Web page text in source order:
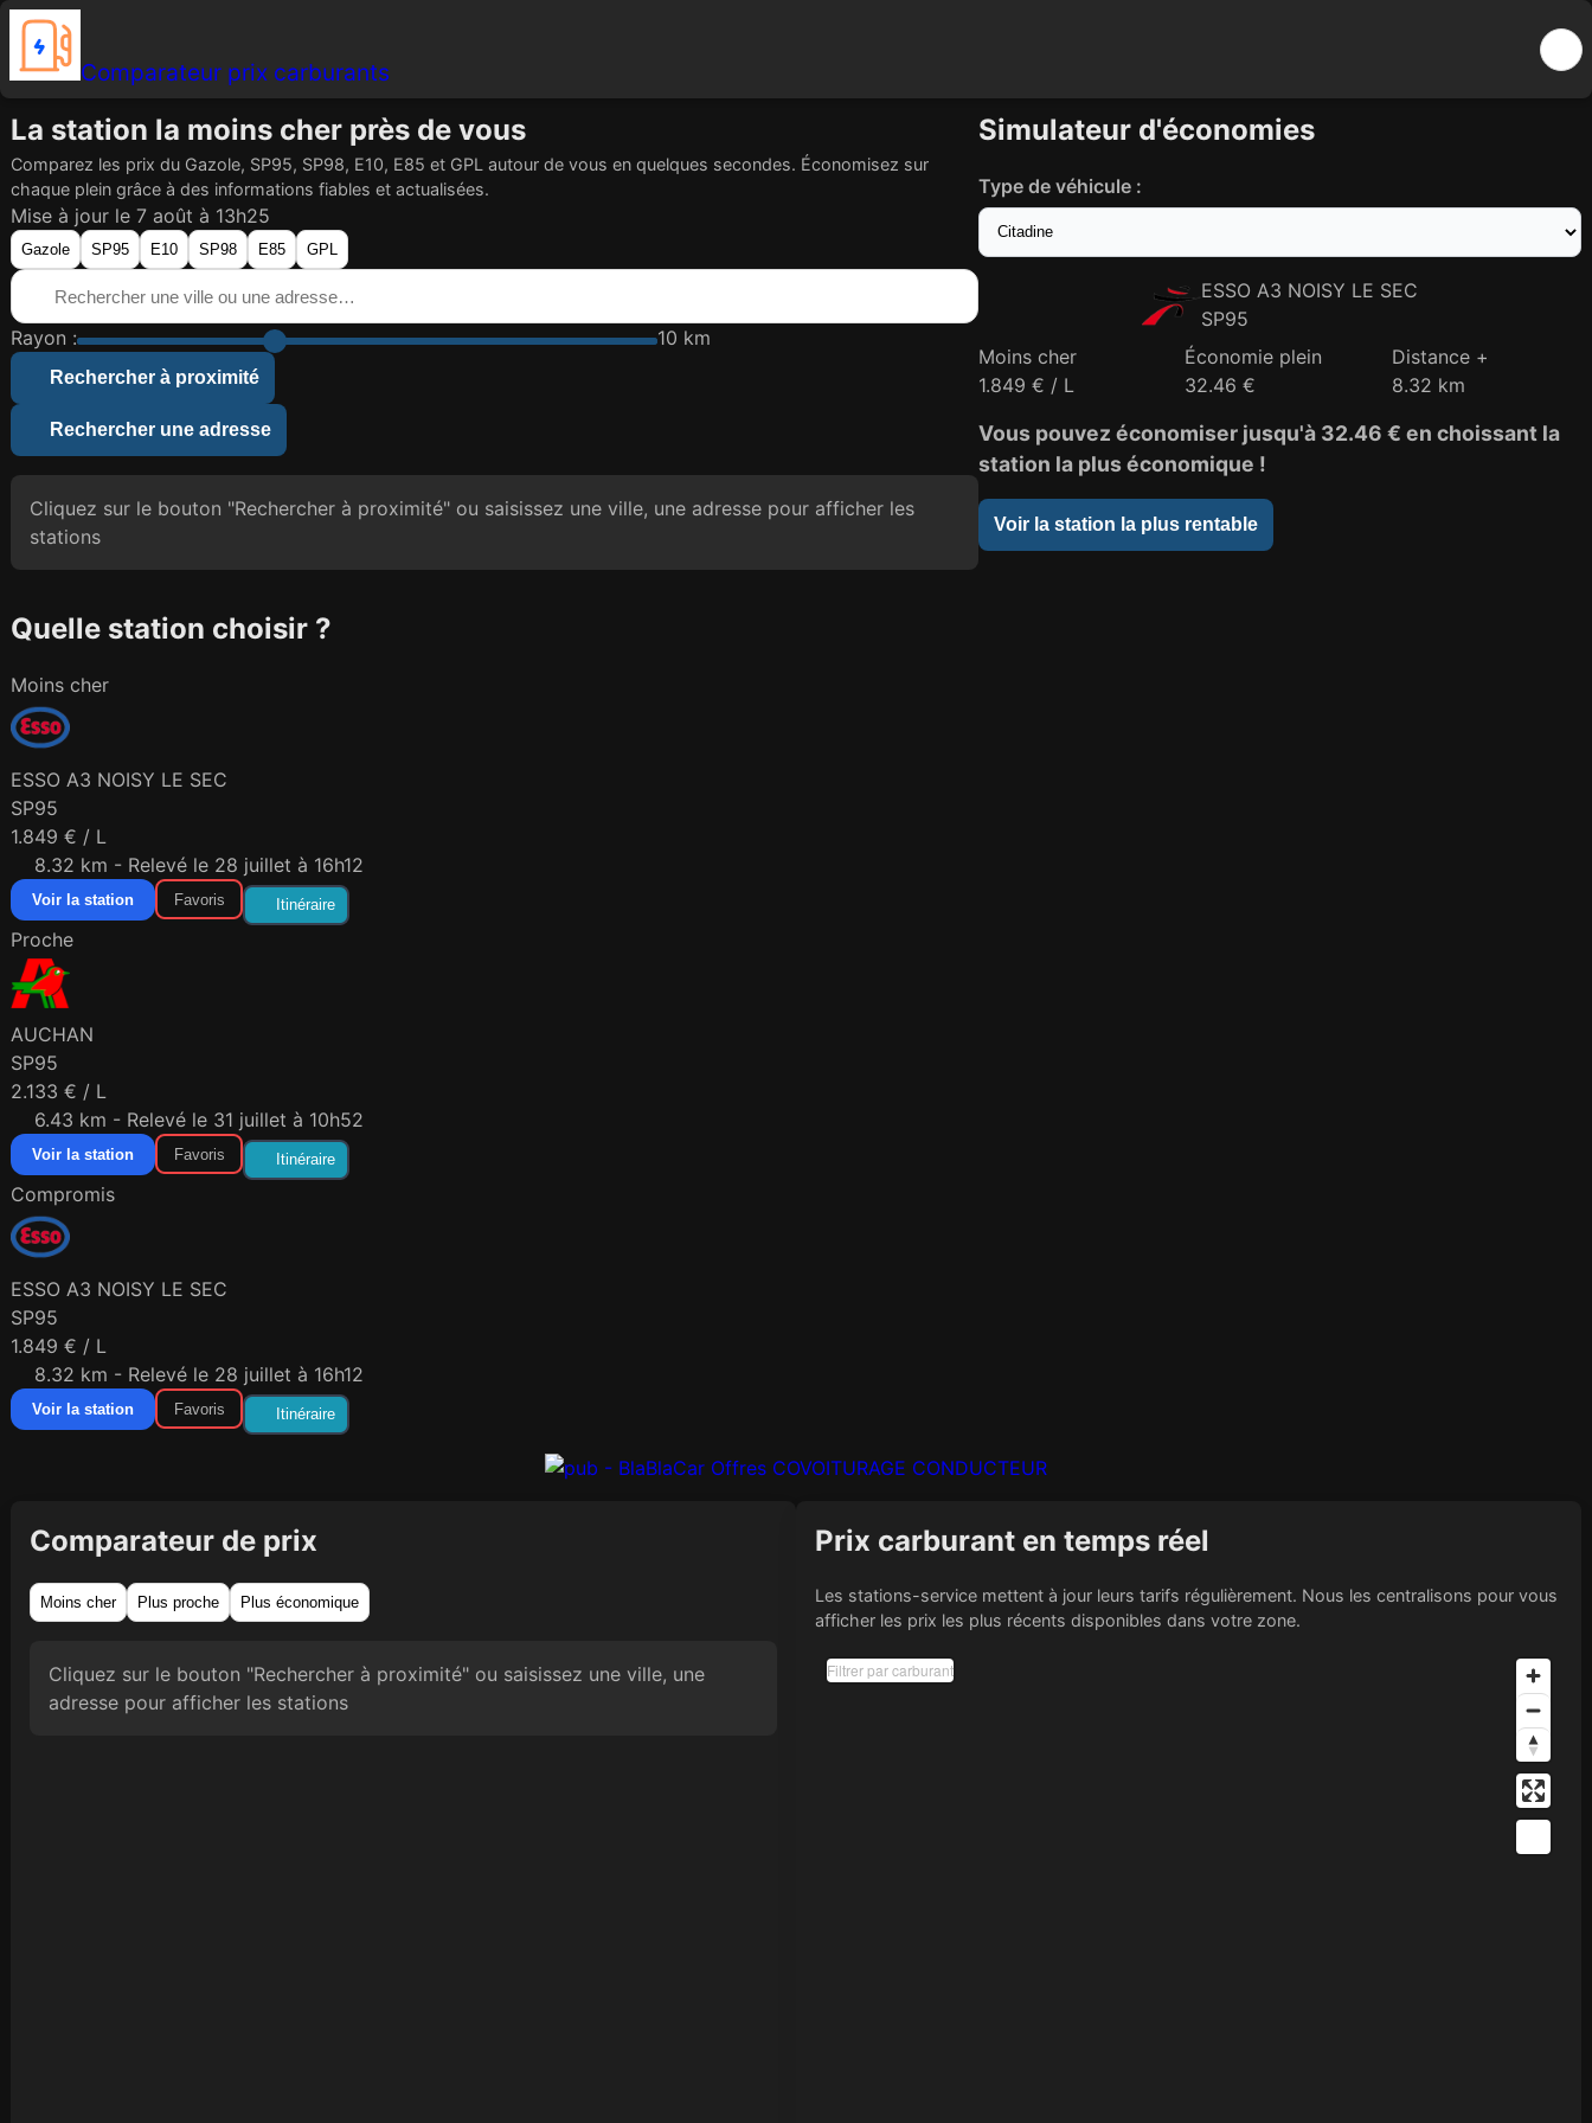
Comparateur prix carburants
La station la moins cher près de vous
Comparez les prix du Gazole, SP95, SP98, E10, E85 et GPL autour de vous en quelques secondes. Économisez sur
chaque plein grâce à des informations fiables et actualisées.
Mise à jour le 7 août à 13h25
Gazole SP95 E10 SP98 E85 GPL
Rayon : 10 km
Rechercher à proximité
Rechercher une adresse
Cliquez sur le bouton "Rechercher à proximité" ou saisissez une ville, une adresse pour afficher les
stations
Simulateur d'économies
Type de véhicule :
ESSO A3 NOISY LE SEC
SP95
Moins cher
1.849 € / L
Économie plein
32.46 €
Distance +
8.32 km
Vous pouvez économiser jusqu'à 32.46 € en choissant la
station la plus économique !
Voir la station la plus rentable
Quelle station choisir ?
Moins cher
ESSO A3 NOISY LE SEC
SP95
1.849 € / L
8.32 km - Relevé le 28 juillet à 16h12
Voir la station Favoris Itinéraire
Proche
AUCHAN
SP95
2.133 € / L
6.43 km - Relevé le 31 juillet à 10h52
Voir la station Favoris Itinéraire
Compromis
ESSO A3 NOISY LE SEC
SP95
1.849 € / L
8.32 km - Relevé le 28 juillet à 16h12
Voir la station Favoris Itinéraire
Comparateur de prix
Moins cher Plus proche Plus économique
Cliquez sur le bouton "Rechercher à proximité" ou saisissez une ville, une
adresse pour afficher les stations
Prix carburant en temps réel
Les stations-service mettent à jour leurs tarifs régulièrement. Nous les centralisons pour vous
afficher les prix les plus récents disponibles dans votre zone.
Filtrer par carburant